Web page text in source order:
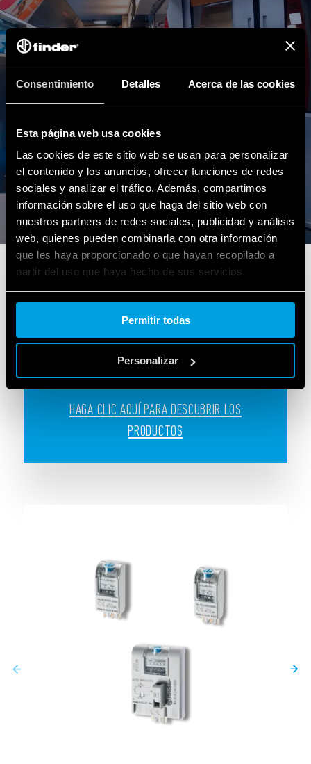
Consentimiento Detalles Acerca de las cookies
Esta página web usa cookies
Las cookies de este sitio web se usan para personalizar
el contenido y los anuncios, ofrecer funciones de redes
sociales y analizar el tráfico. Además, compartimos
información sobre el uso que haga del sitio web con
nuestros partners de redes sociales, publicidad y análisis
web, quienes pueden combinarla con otra información
que les haya proporcionado o que hayan recopilado a
partir del uso que haya hecho de sus servicios.
Cookie policy.
Permitir todas
Personalizar
Sector ferroviario
Productos creados para equipos
auxiliares y control de puertas en los
trenes.
HAGA CLIC AQUÍ PARA DESCUBRIR LOS
PRODUCTOS